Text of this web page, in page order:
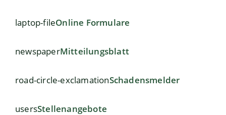
laptop-fileOnline Formulare
newspaperMitteilungsblatt
road-circle-exclamationSchadensmelder
usersStellenangebote